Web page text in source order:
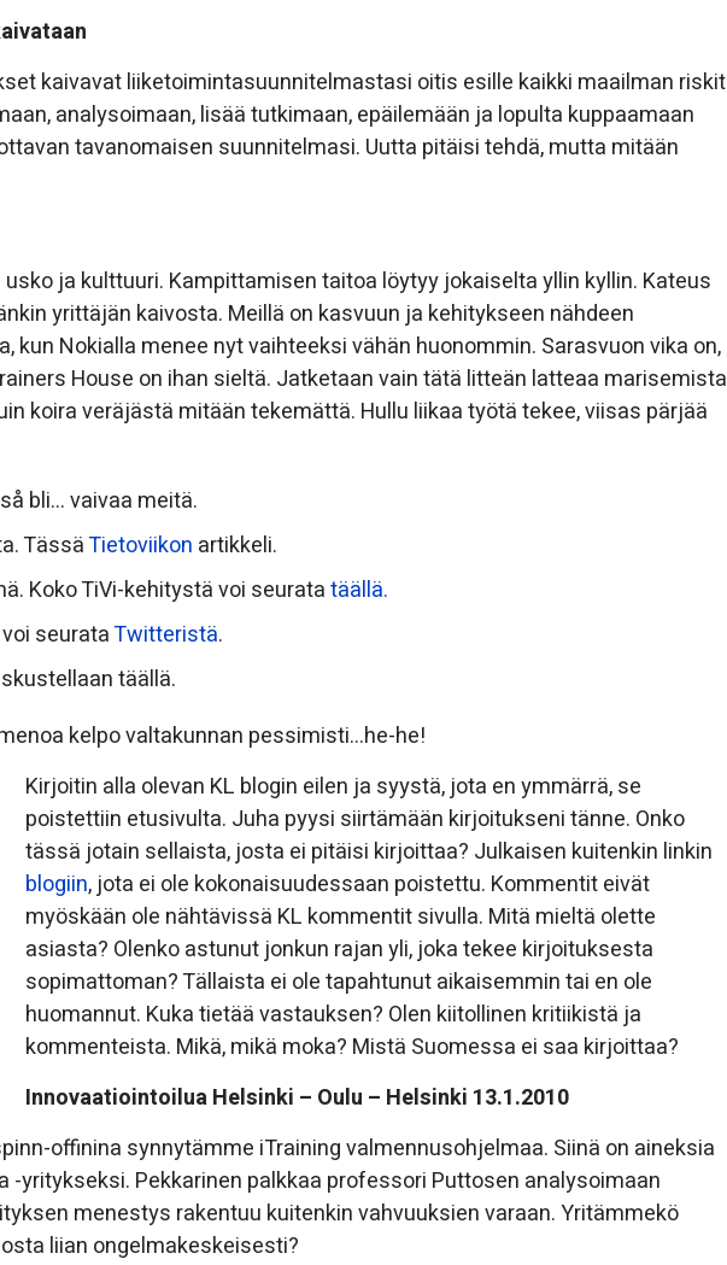
kaivavat liiketoimintasuunnitelmastasi oitis esille kaikki maailman riskit
analysoimaan, lisää tutkimaan, epäilemään ja lopulta kuppaamaan
tavanomaisen suunnitelmasi. Uutta pitäisi tehdä, mutta mitään
ja kulttuuri. Kampittamisen taitoa löytyy jokaiselta yllin kyllin. Kateus
yrittäjän kaivosta. Meillä on kasvuun ja kehitykseen nähdeen
kun Nokialla menee nyt vaihteeksi vähän huonommin. Sarasvuon vika on,
House on ihan sieltä. Jatketaan vain tätä litteän latteaa marisemista
koira veräjästä mitään tekemättä. Hullu liikaa työtä tekee, viisas pärjää
bli… vaivaa meitä.
TässäTietoviikon artikkeli.
Koko TiVi-kehitystä voi seuratatäällä.
seurataTwitteristä.
täällä.
kelpo valtakunnan pessimisti…he-he!
Kirjoitin alla olevan KL blogin eilen ja syystä, jota en ymmärrä, se
poistettiin etusivulta. Juha pyysi siirtämään kirjoitukseni tänne. Onko
tässä jotain sellaista, josta ei pitäisi kirjoittaa? Julkaisen kuitenkin linkin
blogiin, jota ei ole kokonaisuudessaan poistettu. Kommentit eivät
myöskään ole nähtävissä KL kommentit sivulla. Mitä mieltä olette
asiasta? Olenko astunut jonkun rajan yli, joka tekee kirjoituksesta
sopimattoman? Tällaista ei ole tapahtunut aikaisemmin tai en ole
huomannut. Kuka tietää vastauksen? Olen kiitollinen kritiikistä ja
kommenteista. Mikä, mikä moka? Mistä Suomessa ei saa kirjoittaa?
Innovaatiointoilua Helsinki – Oulu – Helsinki 13.1.2010
offinina synnytämme iTraining valmennusohjelmaa. Siinä on aineksia
-yritykseksi. Pekkarinen palkkaa professori Puttosen analysoimaan
menestys rakentuu kuitenkin vahvuuksien varaan. Yritämmekö
liian ongelmakeskeisesti?